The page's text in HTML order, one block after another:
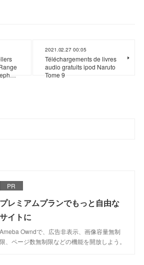
2021.02.27 00:05
Téléchargements de livres
audio gratuits ipod Naruto
Tome 9
PR
プレミアムプランでもっと自由な
サイトに
Ameba Owndで、広告非表示、画像容量無制
限、ページ数無制限などの機能を開放しよう。